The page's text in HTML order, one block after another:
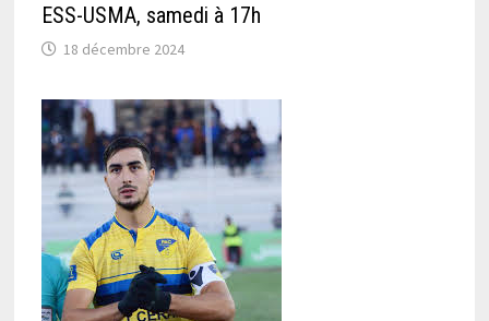
ESS-USMA, samedi à 17h
18 décembre 2024